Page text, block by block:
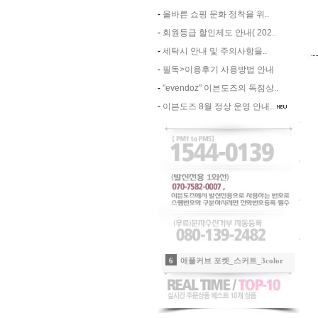
- 올바른 쇼핑 문화 정착을 위..
- 회원등급 할인제도 안내( 202..
- 세탁시 안내 및 주의사항을..
- 필독>이용후기 사용방법 안내
- "evendoz" 이븐도즈의 독점상..
- 이븐도즈 8월 정상 운영 안내..
8 썸머 배색패치포인트 팬츠 _3color
9 쿨링 하이텐션 카라반팔티_3color